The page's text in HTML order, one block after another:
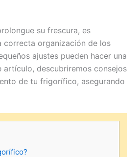
su frescura, es
correcta organización de los
ajustes pueden hacer una
artículo, descubriremos consejos
de tu frigorífico, asegurando